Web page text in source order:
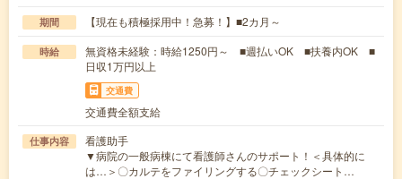
期間 【現在も積極採用中！急募！】■2カ月～
時給
無資格未経験：時給1250円～ ■週払いOK ■扶養内OK ■
日収1万円以上
交通費
交通費全額支給
仕事内容
看護助手
▼病院の一般病棟にて看護師さんのサポート！＜具体的に
は…＞〇カルテをファイリングする〇チェックシート…